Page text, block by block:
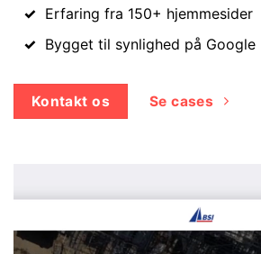
Erfaring fra 150+ hjemmesider
Bygget til synlighed på Google
Kontakt os Se cases